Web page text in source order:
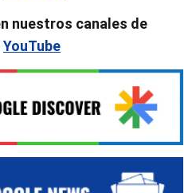
nuestros canales de
YouTube